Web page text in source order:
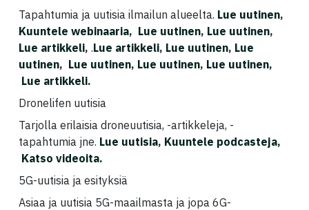
Tapahtumia ja uutisia ilmailun alueelta. Lue uutinen,
Kuuntele webinaaria, Lue uutinen, Lue uutinen,
Lue artikkeli, .Lue artikkeli, Lue uutinen, Lue
uutinen, Lue uutinen, Lue uutinen, Lue uutinen,
Lue artikkeli.
Dronelifen uutisia
Tarjolla erilaisia droneuutisia, -artikkeleja, -
tapahtumia jne. Lue uutisia, Kuuntele podcasteja,
Katso videoita.
5G-uutisia ja esityksiä
Asiaa ja uutisia 5G-maailmasta ja jopa 6G-